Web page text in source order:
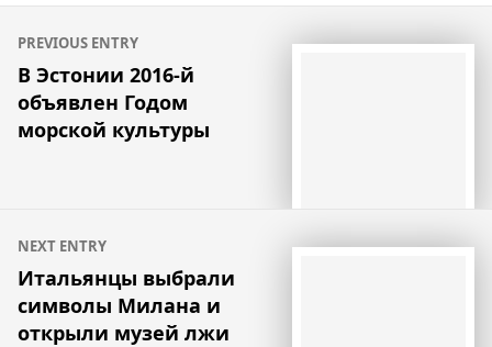
Навигация
по
записям
PREVIOUS ENTRY
В Эстонии 2016-й
объявлен Годом
морской культуры
NEXT ENTRY
Итальянцы выбрали
символы Милана и
открыли музей лжи